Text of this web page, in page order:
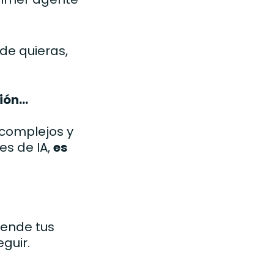
quieras,
y
de IA,es
tus